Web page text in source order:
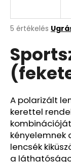
A
átlagos
értékelése
5-
ből
5,0
csillag.
5 értékelés
A polarizált
kerettel
kényelemnek
lencsék
a
A
á
n
l
u
k